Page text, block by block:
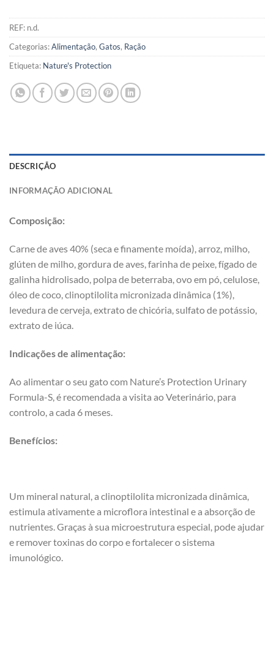
REF: n.d.
Categorias:Alimentação, Gatos, Ração
Etiqueta: Nature's Protection
DESCRIÇÃO
INFORMAÇÃO ADICIONAL
Composição:
Carne de aves 40% (seca e finamente moída), arroz, milho,
glúten de milho, gordura de aves, farinha de peixe, fígado de
galinha hidrolisado, polpa de beterraba, ovo em pó, celulose,
óleo de coco, clinoptilolita micronizada dinâmica (1%),
levedura de cerveja, extrato de chicória, sulfato de potássio,
extrato de iúca.
Indicações de alimentação:
Ao alimentar o seu gato com Nature’s Protection Urinary
Formula-S, é recomendada a visita ao Veterinário, para
controlo, a cada 6 meses.
Benefícios:
Um mineral natural, a clinoptilolita micronizada dinâmica,
estimula ativamente a microflora intestinal e a absorção de
nutrientes. Graças à sua microestrutura especial, pode ajudar
e remover toxinas do corpo e fortalecer o sistema
imunológico.